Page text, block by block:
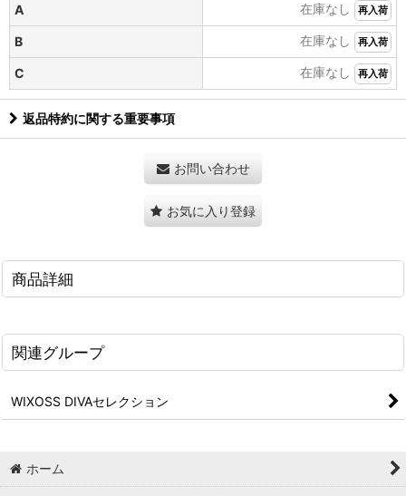
A
在庫なし 再入荷
B 在庫なし 再入荷
C 在庫なし 再入荷
返品特約に関する重要事項
お問い合わせ
お気に入り登録
商品詳細
関連グループ
WIXOSS DIVAセレクション
ホーム